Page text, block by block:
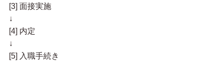
[3] 面接実施
↓
[4] 内定
↓
[5] 入職手続き